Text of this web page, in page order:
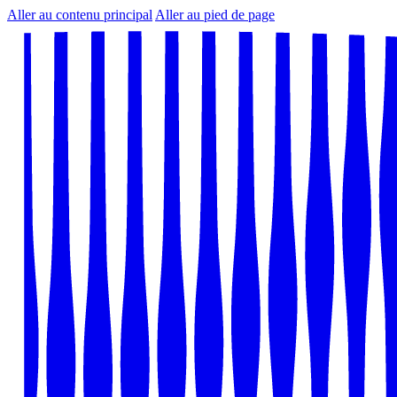
Aller au contenu principal Aller au pied de page